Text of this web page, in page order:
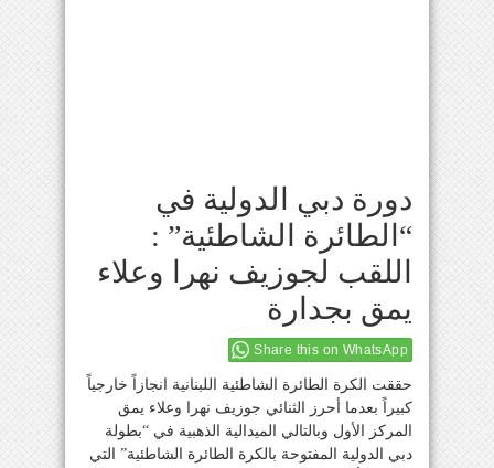
دورة دبي الدولية في
“الطائرة الشاطئية” :
اللقب لجوزيف نهرا وعلاء
يمق بجدارة
Share this on WhatsApp
حققت الكرة الطائرة الشاطئية اللبنانية انجازاً خارجياً
كبيراً بعدما أحرز الثنائي جوزيف نهرا وعلاء يمق
المركز الأول وبالتالي الميدالية الذهبية في “بطولة
دبي الدولية المفتوحة بالكرة الطائرة الشاطئية” التي